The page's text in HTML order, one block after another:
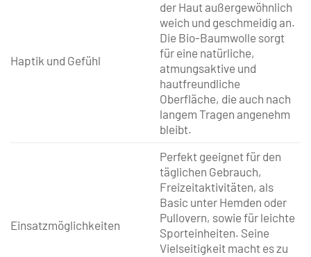
Haptik und Gefühl
der Haut außergewöhnlich
weich und geschmeidig an.
Die Bio-Baumwolle sorgt
für eine natürliche,
atmungsaktive und
hautfreundliche
Oberfläche, die auch nach
langem Tragen angenehm
bleibt.
Einsatzmöglichkeiten
Perfekt geeignet für den
täglichen Gebrauch,
Freizeitaktivitäten, als
Basic unter Hemden oder
Pullovern, sowie für leichte
Sporteinheiten. Seine
Vielseitigkeit macht es zu